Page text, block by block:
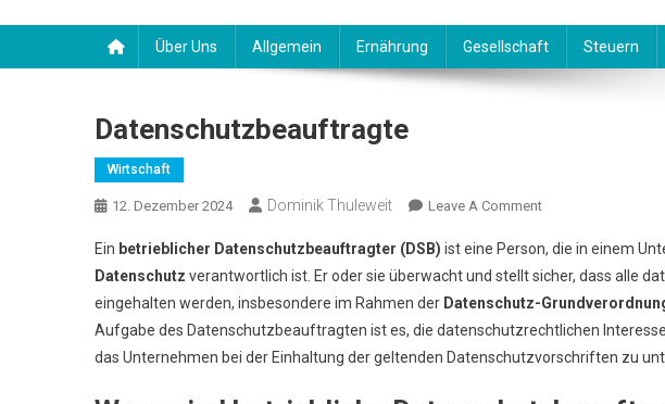
Über Uns Allgemein Ernährung Gesellschaft Steuern
Datenschutzbeauftragte
Wirtschaft
12. Dezember 2024 Dominik Thuleweit Leave A CommentOn
Ein betrieblicher Datenschutzbeauftragter (DSB) ist eine Person, die in einem
Datenschutz verantwortlich ist. Er oder sie überwacht und stellt sicher, dass alle
eingehalten werden, insbesondere im Rahmen der Datenschutz-
Aufgabe des Datenschutzbeauftragten ist es, die datenschutzrechtlichen
das Unternehmen bei der Einhaltung der geltenden Datenschutzvorschriften zu